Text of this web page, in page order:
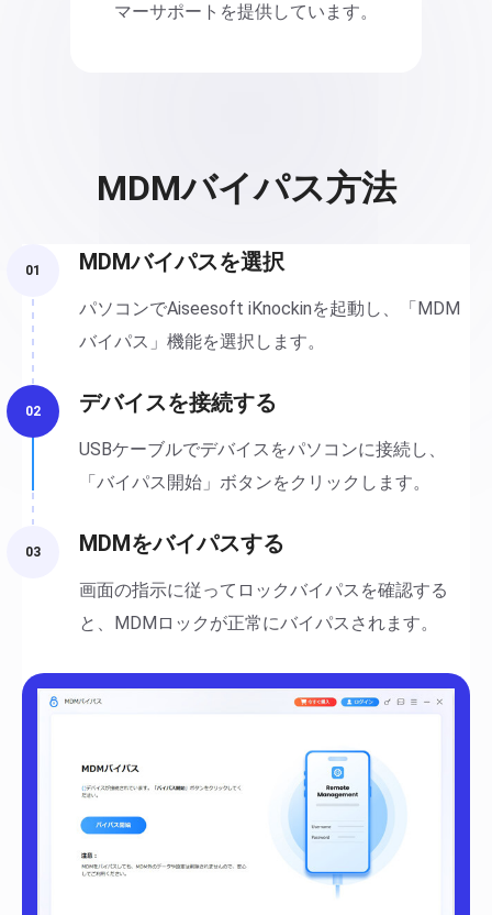
マーサポートを提供しています。
MDMバイパス方法
01 MDMバイパスを選択
パソコンでAiseesoft iKnockinを起動し、「MDM
バイパス」機能を選択します。
02 デバイスを接続する
USBケーブルでデバイスをパソコンに接続し、
「バイパス開始」ボタンをクリックします。
03 MDMをバイパスする
画面の指示に従ってロックバイパスを確認する
と、MDMロックが正常にバイパスされます。